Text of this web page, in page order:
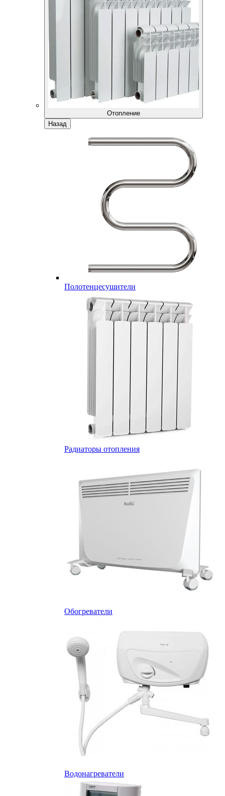
Отопление
Назад
Полотенцесушители
Радиаторы отопления
Обогреватели
Водонагреватели